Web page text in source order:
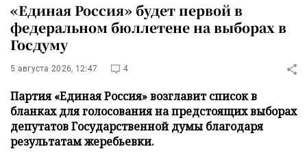
«Единая Россия» будет первой в
федеральном бюллетене на выборах в
Госдуму
5 августа 2026, 12:47 4
Партия «Единая Россия» возглавит список в
бланках для голосования на предстоящих выборах
депутатов Государственной думы благодаря
результатам жеребьевки.